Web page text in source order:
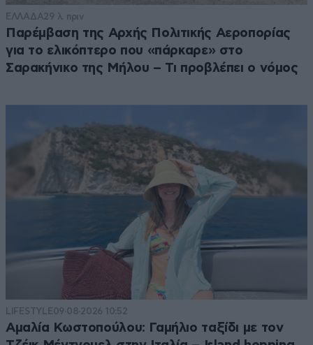
ΕΛΛΑΔΑ29 λ. πριν
Παρέμβαση της Αρχής Πολιτικής Αεροπορίας
για το ελικόπτερο που «πάρκαρε» στο
Σαρακήνικο της Μήλου – Τι προβλέπει ο νόμος
LIFESTYLE09·08·2026 10:52
Αμαλία Κωστοπούλου: Γαμήλιο ταξίδι με τον